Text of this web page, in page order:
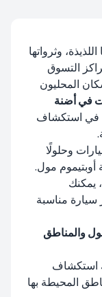
وثرواتها
التسوق
المحليون
في أضنة
في استكشاف
وحلولًا
مول.
يمكنك
سيارة مناسبة
والمناطق
استكشاف
المحيطة بها